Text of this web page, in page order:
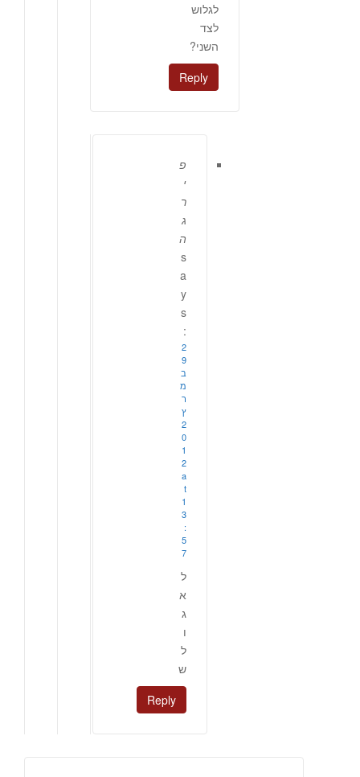
לגלוש
לצד
השני?
Reply
פ
י
ר
ג
ה
s
a
y
s
:
2
9
ב
מ
ר
ץ
2
0
1
2
a
t
1
3
:
5
7
ל
א
ג
ו
ל
ש
Reply